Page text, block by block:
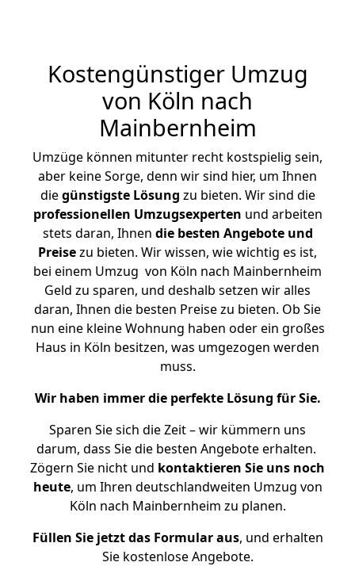
Kostengünstiger Umzug
von Köln nach
Mainbernheim
Umzüge können mitunter recht kostspielig sein,
aber keine Sorge, denn wir sind hier, um Ihnen
diegünstigste Lösung zu bieten. Wir sind die
professionellen Umzugsexperten und arbeiten
stets daran, Ihnen die besten Angebote und
Preisezu bieten. Wir wissen, wie wichtig es ist,
bei einem Umzug von Köln nach Mainbernheim
Geld zu sparen, und deshalb setzen wir alles
daran, Ihnen die besten Preise zu bieten. Ob Sie
nun eine kleine Wohnung haben oder ein großes
Haus in Köln besitzen, was umgezogen werden
muss.
Wir haben immer die perfekte Lösung für Sie.
Sparen Sie sich die Zeit – wir kümmern uns
darum, dass Sie die besten Angebote erhalten.
Zögern Sie nicht und kontaktieren Sie uns noch
heute, um Ihren deutschlandweiten Umzug von
Köln nach Mainbernheim zu planen.
Füllen Sie jetzt das Formular aus, und erhalten
Sie kostenlose Angebote.